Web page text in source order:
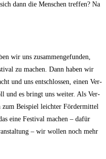
dann die Men­schen tref­fen? Na
wir uns zusam­men­ge­fun­den,
zu machen. Dann haben wir
und uns ent­schlos­sen, einen Ver­
und es bringt uns wei­ter. Als Ver­
Bei­spiel leich­ter För­der­mit­tel
eine Fes­ti­val machen – dafür
– wir wol­len noch mehr